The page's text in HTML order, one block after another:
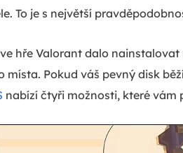
To je s největší
hře Valorant dalo
místa. Pokud váš pevný disk
nabízí čtyři možnosti, které